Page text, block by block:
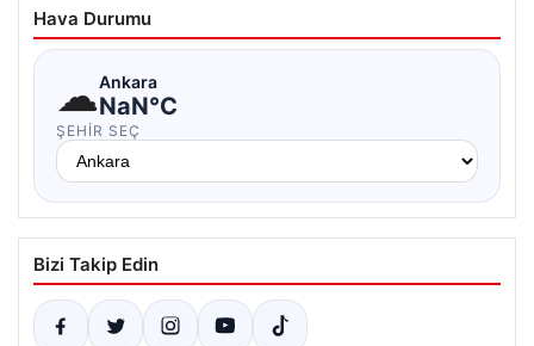
Hava Durumu
☁Ankara
NaN°C
ŞEHIR SEÇ
Bizi Takip Edin